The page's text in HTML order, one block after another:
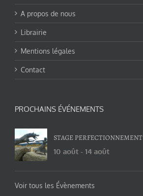
A propos de nous
Librairie
Mentions légales
Contact
PROCHAINS ÉVÉNEMENTS
STAGE PERFECTIONNEMENT
10 août - 14 août
Voir tous les Évènements